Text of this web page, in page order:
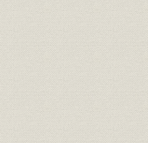
(10) 残高試算表(新発足時)
(11) 最近3期の貸借対照表
(12) 最近3期の損益計算書
(13) 資本および資産構成比率図表
(14) 総資本利益率図表
(15) 流動固定比率図表
(16) 資本金推移図表